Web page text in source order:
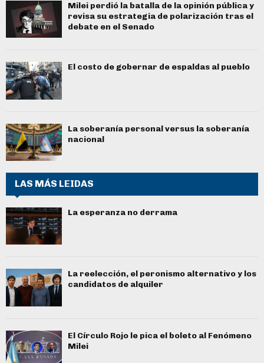
Milei perdió la batalla de la opinión pública y
revisa su estrategia de polarización tras el
debate en el Senado
El costo de gobernar de espaldas al pueblo
La soberanía personal versus la soberanía
nacional
LAS MÁS LEIDAS
La esperanza no derrama
La reelección, el peronismo alternativo y los
candidatos de alquiler
El Círculo Rojo le pica el boleto al Fenómeno
Milei